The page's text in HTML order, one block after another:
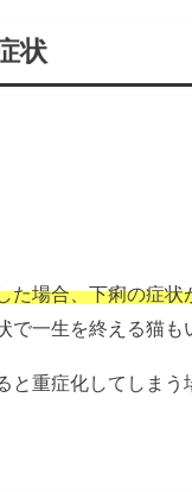
状
た場合、下痢の症
で一生を終える猫も
と重症化してしま